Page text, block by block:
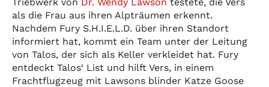
als die Frau aus ihren Alpträumen erkennt.
Nachdem Fury S.H.I.E.L.D. über ihren Standort
informiert hat, kommt ein Team unter der Leitung
von Talos, der sich als Keller verkleidet hat. Fury
entdeckt Talos‘ List und hilft Vers, in einem
Frachtflugzeug mit Lawsons blinder Katze Goose